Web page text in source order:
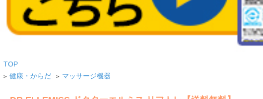
TOP
> 健康・からだ > マッサージ機器